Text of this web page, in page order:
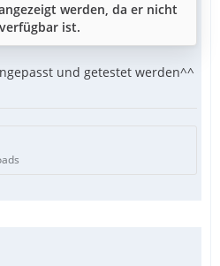
werden, da er nicht
ist.
und getestet werden^^